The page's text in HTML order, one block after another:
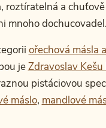
a
mnoho dochucovadel.
ořechová másla
jeZdravoslav
pistáciovou
máslo, mandlové